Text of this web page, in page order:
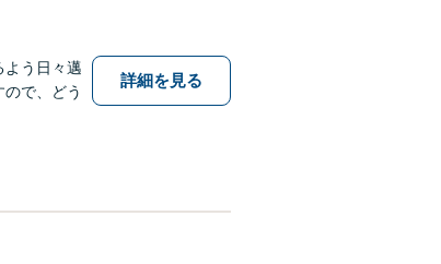
よう日々邁
で、どう
詳細を見る